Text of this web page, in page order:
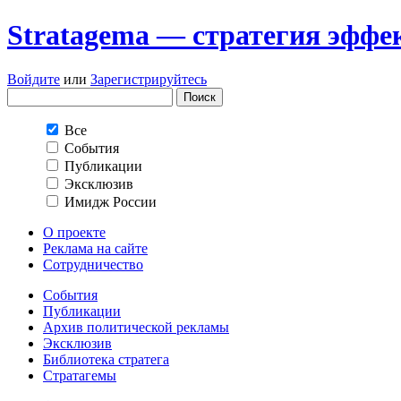
Stratagema — cтратегия
Войдите или Зарегистрируйтесь
Все
События
Публикации
Эксклюзив
Имидж России
О проекте
Реклама на сайте
Сотрудничество
События
Публикации
Архив политической рекламы
Эксклюзив
Библиотека стратега
Стратагемы